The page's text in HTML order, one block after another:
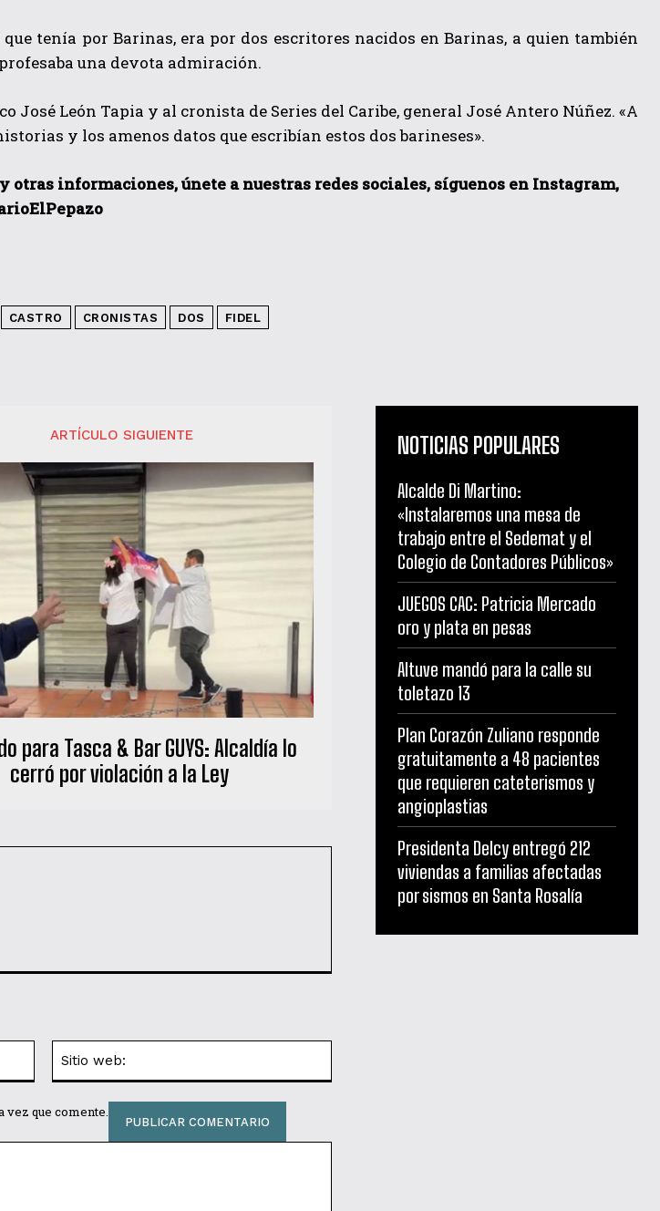
tenía por Barinas, era por dos escritores nacidos en Barinas, a quien también
una devota admiración.
José León Tapia y al cronista de Series del Caribe, general José Antero Núñez. «A
y los amenos datos que escribían estos dos barineses».
otras informaciones, únete a nuestras redes sociales, síguenos en Instagram,
CASTRO CRONISTAS DOS FIDEL
ARTÍCULO SIGUIENTE
para Tasca & Bar GUYS: Alcaldía lo
cerró por violación a la Ley
electrónico:*
vez que comente.
NOTICIAS POPULARES
Alcalde Di Martino:
«Instalaremos una mesa de
trabajo entre el Sedemat y el
Colegio de Contadores Públicos»
JUEGOS CAC: Patricia Mercado
oro y plata en pesas
Altuve mandó para la calle su
toletazo 13
Plan Corazón Zuliano responde
gratuitamente a 48 pacientes
que requieren cateterismos y
angioplastias
Presidenta Delcy entregó 212
viviendas a familias afectadas
por sismos en Santa Rosalía